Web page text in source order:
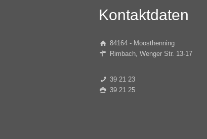
Kontaktdaten
84164 - Moosthenning
Rimbach, Wenger Str. 13-17
39 21 23
39 21 25